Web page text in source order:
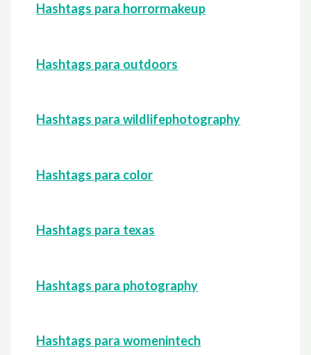
Hashtags para horrormakeup
Hashtags para outdoors
Hashtags para wildlifephotography
Hashtags para color
Hashtags para texas
Hashtags para photography
Hashtags para womenintech